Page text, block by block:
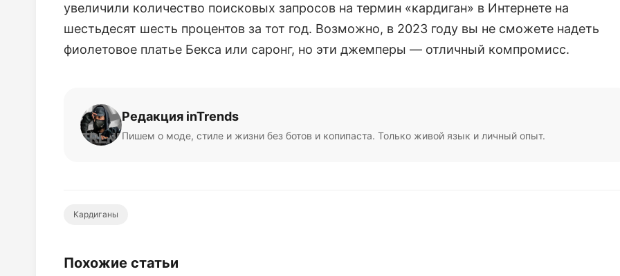
увеличили количество поисковых запросов на термин «кардиган» в Интернете на
шестьдесят шесть процентов за тот год. Возможно, в 2023 году вы не сможете надеть
фиолетовое платье Бекса или саронг, но эти джемперы — отличный компромисс.
Редакция inTrends
Пишем о моде, стиле и жизни без ботов и копипаста. Только живой язык и личный опыт.
Кардиганы
Похожие статьи